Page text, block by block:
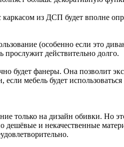
каркасом из ДСП будет вполне
(особенно если это
прослужит действительно долго.
будет фанеры. Она позволит
если мебель будет
только на дизайн обивки. Но
дешёвые и некачественные